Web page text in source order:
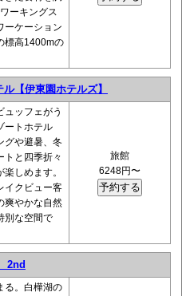
ーキングス
ーケーション
標高1400mの
【伊東園ホテルズ】
ュッフェがう
ートホテル
グや避暑、冬
トと四季折々
しめます。
イクビュー客
爽やかな自然
別な空間で
旅館
6248円〜
2nd
る。白樺湖の